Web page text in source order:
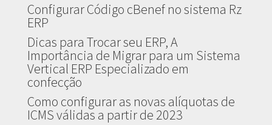
Configurar Código cBenef no sistema Rz
ERP
Dicas para Trocar seu ERP, A
Importância de Migrar para um Sistema
Vertical ERP Especializado em
confecção
Como configurar as novas alíquotas de
ICMS válidas a partir de 2023